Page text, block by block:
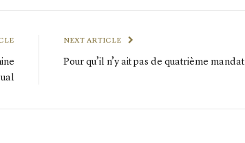
NEXT ARTICLE
Pour qu’il n’y ait pas de quatrième mandat